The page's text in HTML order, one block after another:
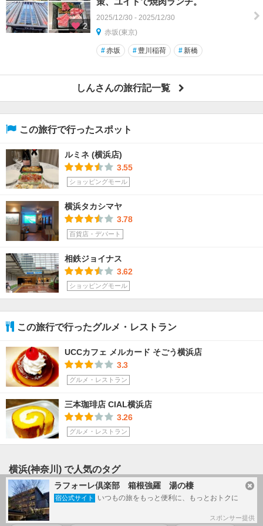
2
2025/12/30 - 2025/12/30
赤坂(東京)
#赤坂 # 豊川稲荷 #新橋
しんさんの旅行記一覧
この旅行で行ったスポット
ルミネ (横浜店)
3.55
ショッピングモール
横浜タカシマヤ
3.78
百貨店・デパート
相鉄ジョイナス
3.62
ショッピングモール
この旅行で行ったグルメ・レストラン
UCCカフェ メルカード そごう横浜店
3.3
グルメ・レストラン
三本珈琲店 CIAL横浜店
3.26
グルメ・レストラン
横浜(神奈川) で人気のタグ
#横浜 みなとみらい # 横浜中華街 # グルメ
#街歩き
ラフォーレ倶楽部 箱根強羅 湯の棲
宿公式サイト いつもの旅をもっと便利に、もっとおトクに
スポンサー提供